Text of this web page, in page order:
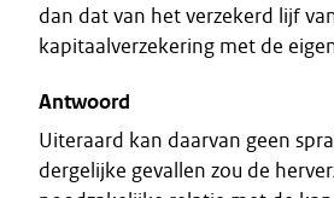
dan dat van het verzekerd lijf
kapitaalverzekering met de
Antwoord
Uiteraard kan daarvan geen
dergelijke gevallen zou de